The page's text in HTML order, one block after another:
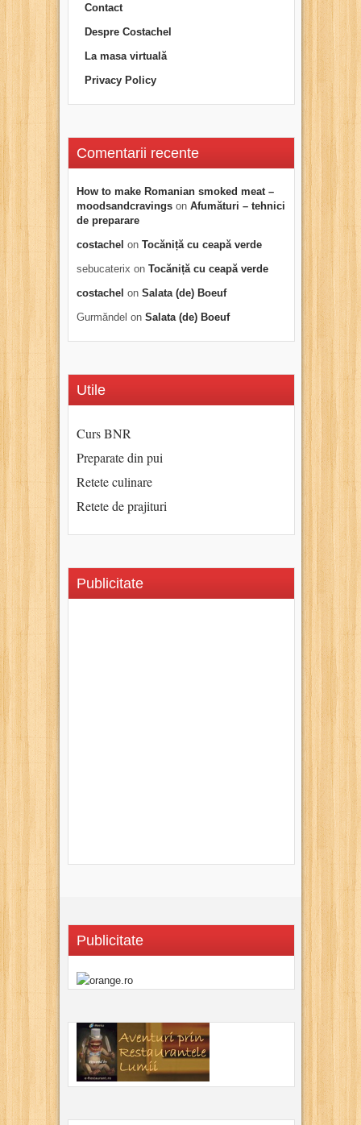
Contact
Despre Costachel
La masa virtuală
Privacy Policy
Comentarii recente
How to make Romanian smoked meat –
moodsandcravings on Afumături – tehnici
de preparare
costachel on Tocăniță cu ceapă verde
sebucaterix on Tocăniță cu ceapă verde
costachel on Salata (de) Boeuf
Gurmăndel on Salata (de) Boeuf
Utile
Curs BNR
Preparate din pui
Retete culinare
Retete de prajituri
Publicitate
Publicitate